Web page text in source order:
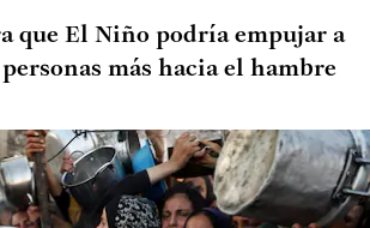
que El Niño podría empujar a
más hacia el hambre